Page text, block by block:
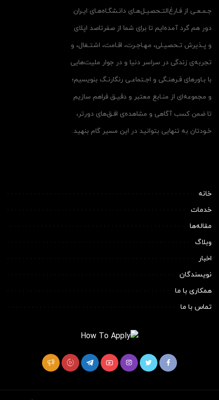
جـمـعـی از فـارغ‌التـحصیـل‌هـای دانـشگـاه‌هـای ایـران
دور هم گرد آمده‌ایم تا برای شما از صفرتاصد اپلای
و پـذیرش تـحصیـلی، مهـاجـرت، اقـامت، اشتـغال، و
تجربه‌ی زندگی در سراسر دنیا و در جوار ملیت‌هایی
با بـاورهای فـرهنـگی و اجـتماعـی رنگارنـگ بنویسیم؛
و مجموعه‌ای از منـابع معتبر و دقیـق فراهم سازیم
تا ضمن کسب آگاهی و مشاهده‌ی افـق‌های دورتر،
خـودتان به تنهایی بتوانید در این مسیر گام بنهید.
خانه
خدمات
مقاله‌ها
وبلاگ
اخبار
نویسندگان
همکاری با ما
تماس با ما